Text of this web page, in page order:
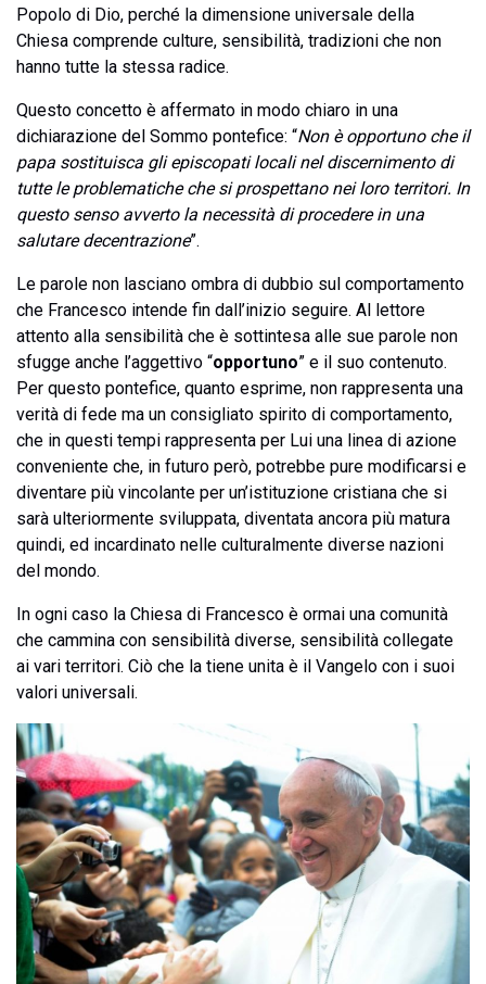
Popolo di Dio, perché la dimensione universale della
Chiesa comprende culture, sensibilità, tradizioni che non
hanno tutte la stessa radice.
Questo concetto è affermato in modo chiaro in una
dichiarazione del Sommo pontefice: “Non è opportuno che il
papa sostituisca gli episcopati locali nel discernimento di
tutte le problematiche che si prospettano nei loro territori. In
questo senso avverto la necessità di procedere in una
salutare decentrazione”.
Le parole non lasciano ombra di dubbio sul comportamento
che Francesco intende fin dall’inizio seguire. Al lettore
attento alla sensibilità che è sottintesa alle sue parole non
sfugge anche l’aggettivo “opportuno” e il suo contenuto.
Per questo pontefice, quanto esprime, non rappresenta una
verità di fede ma un consigliato spirito di comportamento,
che in questi tempi rappresenta per Lui una linea di azione
conveniente che, in futuro però, potrebbe pure modificarsi e
diventare più vincolante per un’istituzione cristiana che si
sarà ulteriormente sviluppata, diventata ancora più matura
quindi, ed incardinato nelle culturalmente diverse nazioni
del mondo.
In ogni caso la Chiesa di Francesco è ormai una comunità
che cammina con sensibilità diverse, sensibilità collegate
ai vari territori. Ciò che la tiene unita è il Vangelo con i suoi
valori universali.